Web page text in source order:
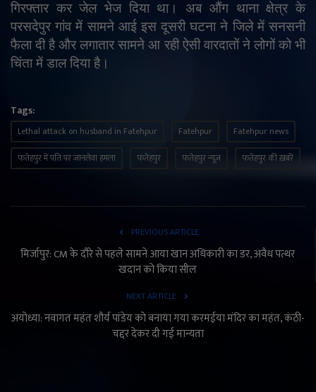
गिरफ्तार कर जेल भेज दिया था। अब औंग थाना क्षेत्र के
परसदेपुर गांव में सामने आई इस दूसरी घटना ने जिले में सनसनी
फैला दी है और लगातार सामने आ रही ऐसी वारदातों ने लोगों को भी
चिंता में डाल दिया है।
Tags:
Lethal attack on husband in Fatehpur Fatehpur
Fatehpur news
फतेहपुर में पति पर जानलेवा हमला
फतेहपुर फतेहपुर न्यूज़ फतेहपुर की ख़बरें
PREVIOUS ARTICLE
मिर्जापुर: CM के दौरे से पहले सामने आया खान अधिकारी का डर, अवैध पत्थर
खदान को किया सील
NEXT ARTICLE
अयोध्या: नवागत महंत शौर्य पांडेय को बनाया गया करमईया मंदिर का महंत, कंठी-
चद्दर देकर दी गई मान्यता